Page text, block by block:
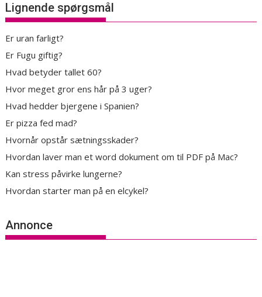
Lignende spørgsmål
Er uran farligt?
Er Fugu giftig?
Hvad betyder tallet 60?
Hvor meget gror ens hår på 3 uger?
Hvad hedder bjergene i Spanien?
Er pizza fed mad?
Hvornår opstår sætningsskader?
Hvordan laver man et word dokument om til PDF på Mac?
Kan stress påvirke lungerne?
Hvordan starter man på en elcykel?
Annonce